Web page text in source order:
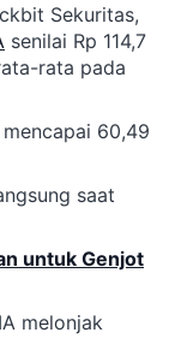
Sekuritas,
senilai Rp 114,7
rata pada
60,49
saat
untuk Genjot
melonjak